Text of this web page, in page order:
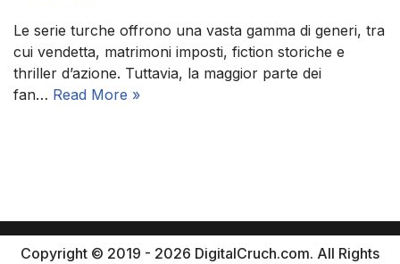
Le serie turche offrono una vasta gamma di generi, tra
cui vendetta, matrimoni imposti, fiction storiche e
thriller d’azione. Tuttavia, la maggior parte dei
fan… Read More »
Copyright © 2019 - 2026 DigitalCruch.com. All Rights